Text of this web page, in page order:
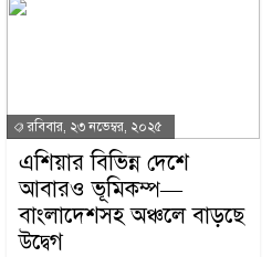
আসবে না: আমির হামজা
হবে: প্রাণিসম্পদ প্রতিমন্ত্রী টুকু
রবিবার, ২৩ নভেম্বর, ২০২৫
এশিয়ার বিভিন্ন দেশে
আবারও ভূমিকম্প—
বাংলাদেশসহ অঞ্চলে বাড়ছে
উদ্বেগ